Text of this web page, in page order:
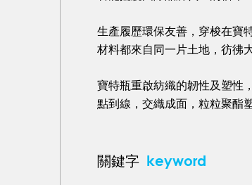
生產履歷環保友善，穿梭在寶
材料都來自同一片土地，彷彿
寶特瓶重啟紡織的韌性及塑性
點到線，交織成面，粒粒聚酯
關鍵字 keyword